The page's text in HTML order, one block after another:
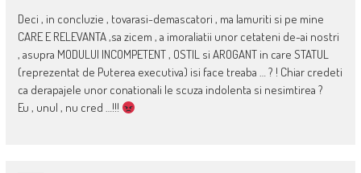
Deci , in concluzie , tovarasi-demascatori , ma lamuriti si pe mine
CARE E RELEVANTA ,sa zicem , a imoraliatii unor cetateni de-ai nostri
, asupra MODULUI INCOMPETENT , OSTIL si AROGANT in care STATUL
(reprezentat de Puterea executiva) isi face treaba … ? ! Chiar credeti
ca derapajele unor conationali le scuza indolenta si nesimtirea ?
Eu , unul , nu cred …!!!